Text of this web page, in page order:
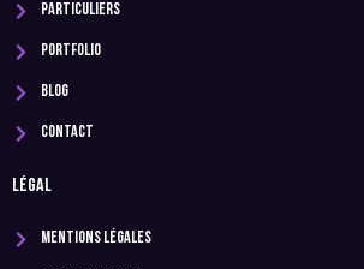
Particuliers
Portfolio
Blog
Contact
LÉGAL
Mentions légales